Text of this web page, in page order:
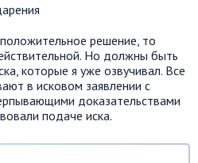
решение, то
Но должны быть
которые я уже озвучивал. Все
в исковом заявлении с
доказательствами
подаче иска.